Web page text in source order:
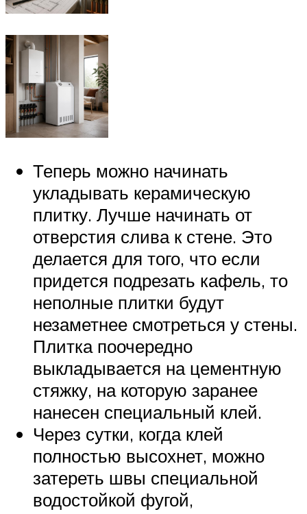
Теперь можно начинать
укладывать керамическую
плитку. Лучше начинать от
отверстия слива к стене. Это
делается для того, что если
придется подрезать кафель, то
неполные плитки будут
незаметнее смотреться у стены.
Плитка поочередно
выкладывается на цементную
стяжку, на которую заранее
нанесен специальный клей.
Через сутки, когда клей
полностью высохнет, можно
затереть швы специальной
водостойкой фугой,